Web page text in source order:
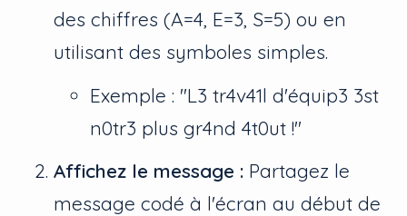
des chiffres (A=4, E=3, S=5) ou en
utilisant des symboles simples.
Exemple : "L3 tr4v41l d'équip3 3st
n0tr3 plus gr4nd 4t0ut !"
Affichez le message : Partagez le
message codé à l'écran au début de